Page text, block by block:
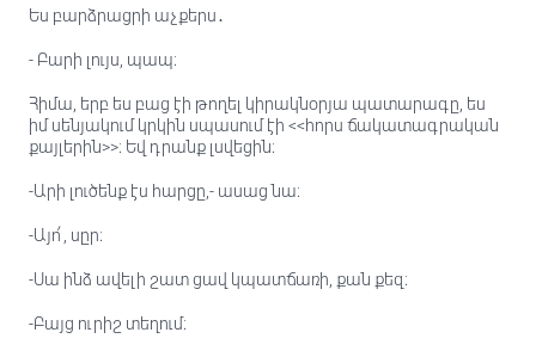
Ես բարձրացրի աչքերս․
- Բարի լույս, պապ։
Հիմա, երբ ես բաց էի թողել կիրակնօրյա պատարագը, ես
իմ սենյակում կրկին սպասում էի <<հորս ճակատագրական
քայլերին>>։ Եվ դրանք լսվեցին։
-Արի լուծենք էս հարցը,- ասաց նա։
-Այո՛, սըր։
-Սա ինձ ավելի շատ ցավ կպատճառի, քան քեզ։
-Բայց ուրիշ տեղում։